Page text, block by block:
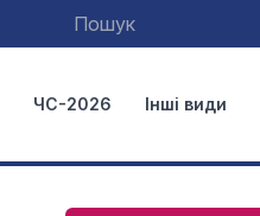
ЧС-2026 Інші види